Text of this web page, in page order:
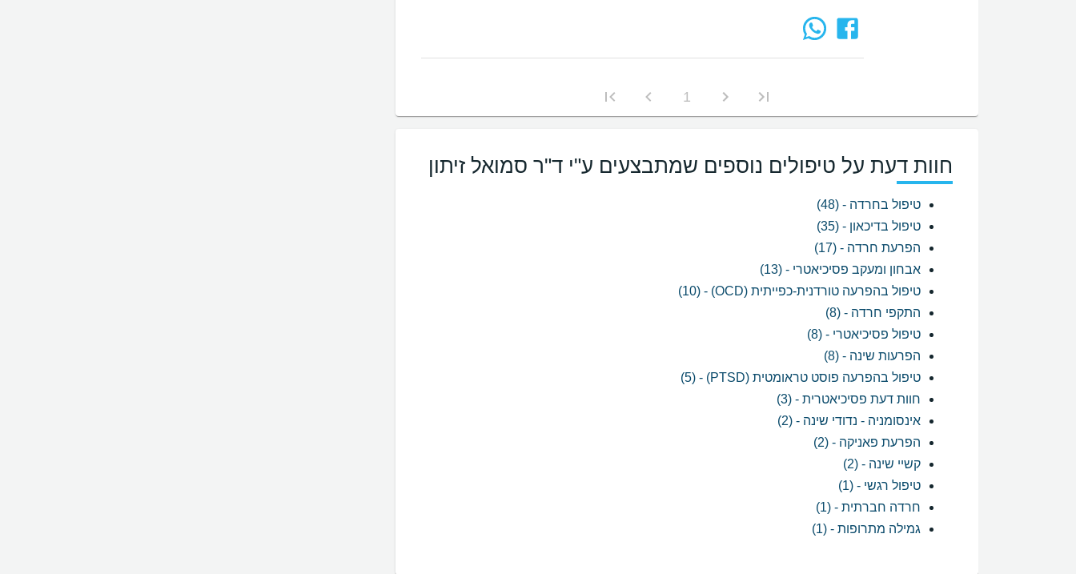
1
חוות דעת על טיפולים נוספים שמתבצעים ע"י ד"ר סמואל זיתון
טיפול בחרדה - (48)
טיפול בדיכאון - (35)
הפרעת חרדה - (17)
אבחון ומעקב פסיכיאטרי - (13)
טיפול בהפרעה טורדנית-כפייתית (OCD) - (10)
התקפי חרדה - (8)
טיפול פסיכיאטרי - (8)
הפרעות שינה - (8)
טיפול בהפרעה פוסט טראומטית (PTSD) - (5)
חוות דעת פסיכיאטרית - (3)
אינסומניה - נדודי שינה - (2)
הפרעת פאניקה - (2)
קשיי שינה - (2)
טיפול רגשי - (1)
חרדה חברתית - (1)
גמילה מתרופות - (1)